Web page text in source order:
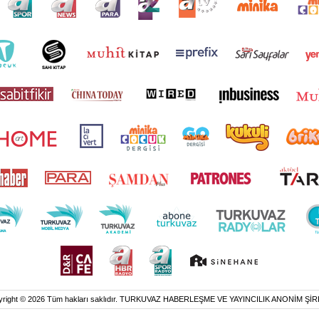
© 2026 Tüm hakları saklıdır. TURKUVAZ HABERLEŞME VE YAYINCILIK ANONİM